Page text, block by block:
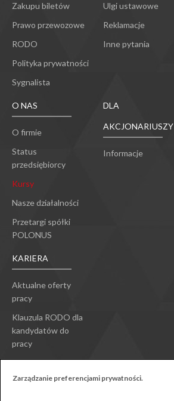
Zakupu biletów
Prawo przewozowe
RODO
Polityka prywatności
Sygnalista
Ulgi ustawowe
Reklamacje
Inne pytania
O NAS
O firmie
Status
przedsiębiorcy
Kursy
Nasze działalności
Przetargi spółki
POLONUS
DLA
AKCJONARIUSZY
Informacje
KARIERA
Aktualne oferty
pracy
Klauzula RODO dla
kandydatów do
pracy
Zarządzanie preferencjami prywatności.